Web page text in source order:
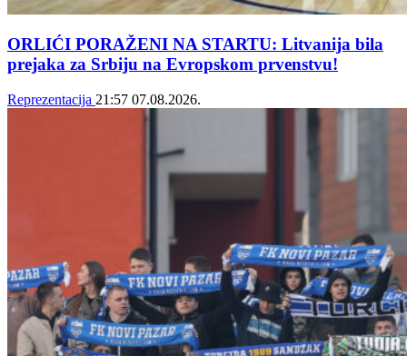
ORLIĆI PORAŽENI NA STARTU: Litvanija bila
prejaka za Srbiju na Evropskom prvenstvu!
Reprezentacija 21:57 07.08.2026.